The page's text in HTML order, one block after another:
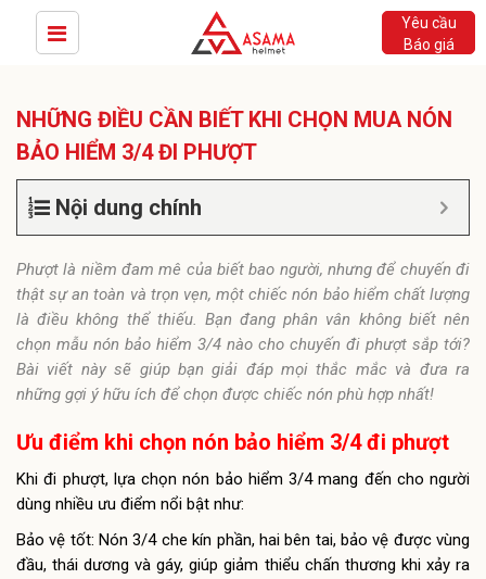
Yêu cầu
Báo giá
NHỮNG ĐIỀU CẦN BIẾT KHI CHỌN MUA NÓN
BẢO HIỂM 3/4 ĐI PHƯỢT
Nội dung chính
Phượt là niềm đam mê của biết bao người, nhưng để chuyến đi
thật sự an toàn và trọn vẹn, một chiếc nón bảo hiểm chất lượng
là điều không thể thiếu. Bạn đang phân vân không biết nên
chọn mẫu nón bảo hiểm 3/4 nào cho chuyến đi phượt sắp tới?
Bài viết này sẽ giúp bạn giải đáp mọi thắc mắc và đưa ra
những gợi ý hữu ích để chọn được chiếc nón phù hợp nhất!
Ưu điểm khi chọn nón bảo hiểm 3/4 đi phượt
Khi đi phượt, lựa chọn nón bảo hiểm 3/4 mang đến cho người
dùng nhiều ưu điểm nổi bật như:
Bảo vệ tốt: Nón 3/4 che kín phần, hai bên tai, bảo vệ được vùng
đầu, thái dương và gáy, giúp giảm thiểu chấn thương khi xảy ra